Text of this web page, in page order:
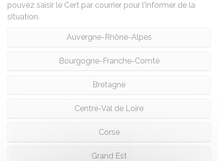
pouvez saisir le Cert par courrier pour l'informer de la
situation.
Auvergne-Rhône-Alpes
Bourgogne-Franche-Comté
Bretagne
Centre-Val de Loire
Corse
Grand Est